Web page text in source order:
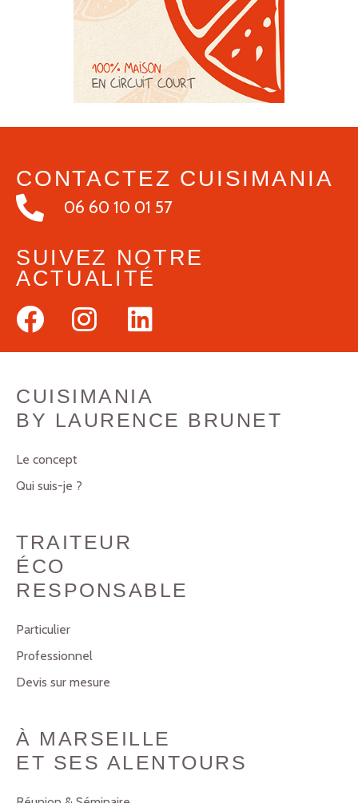
CONTACTEZ CUISIMANIA
06 60 10 01 57
SUIVEZ NOTRE
ACTUALITÉ
CUISIMANIA
BY LAURENCE BRUNET
Le concept
Qui suis-je ?
TRAITEUR
ÉCO
RESPONSABLE
Particulier
Professionnel
Devis sur mesure
À MARSEILLE
ET SES ALENTOURS